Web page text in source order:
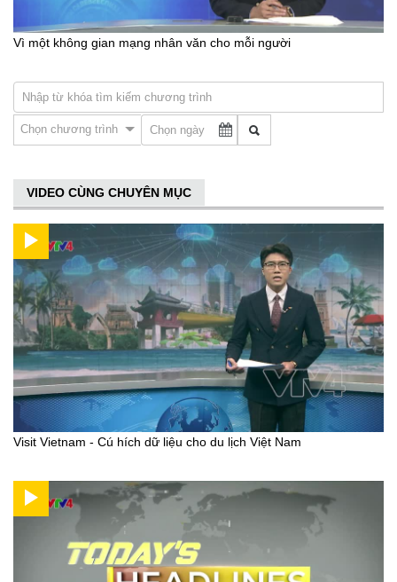
Vì một không gian mạng nhân văn cho mỗi người
Chọn chương trình
VIDEO CÙNG CHUYÊN MỤC
Visit Vietnam - Cú hích dữ liệu cho du lịch Việt Nam